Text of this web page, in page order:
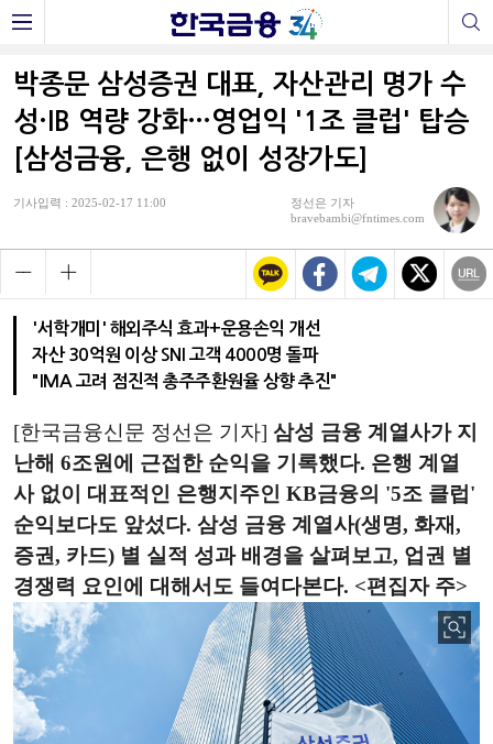
박종문 삼성증권 대표, 자산관리 명가 수
성·IB 역량 강화…영업익 '1조 클럽' 탑승
[삼성금융, 은행 없이 성장가도]
기사입력 : 2025-02-17 11:00
정선은 기자
bravebambi@fntimes.com
'서학개미' 해외주식 효과+운용손익 개선
자산 30억원 이상 SNI 고객 4000명 돌파
"IMA 고려 점진적 총주주환원율 상향 추진"
[한국금융신문 정선은 기자] 삼성 금융 계열사가 지
난해 6조원에 근접한 순익을 기록했다. 은행 계열
사 없이 대표적인 은행지주인 KB금융의 '5조 클럽'
순익보다도 앞섰다. 삼성 금융 계열사(생명, 화재,
증권, 카드) 별 실적 성과 배경을 살펴보고, 업권 별
경쟁력 요인에 대해서도 들여다본다. <편집자 주>